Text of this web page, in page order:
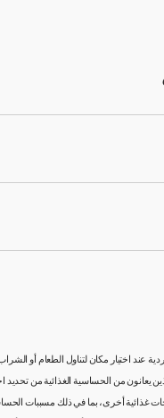
عند اختيار مكان لتناول الطعام أو
يعانون من الحساسية الغذائية من
غذائية أخرى، بما في ذلك مسببات